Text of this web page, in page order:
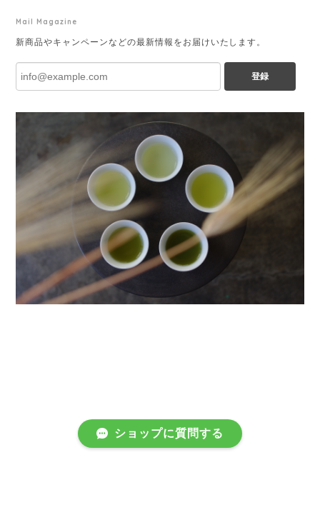
Mail Magazine
新商品やキャンペーンなどの最新情報をお届けいたします。
登録
ショップに質問する